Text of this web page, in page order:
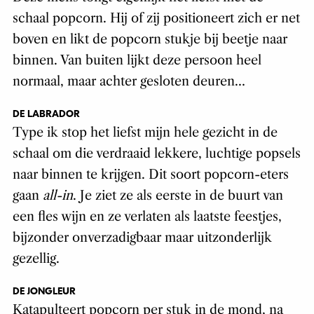
schaal popcorn. Hij of zij positioneert zich er net
boven en likt de popcorn stukje bij beetje naar
binnen. Van buiten lijkt deze persoon heel
normaal, maar achter gesloten deuren…
DE LABRADOR
Type ik stop het liefst mijn hele gezicht in de
schaal om die verdraaid lekkere, luchtige popsels
naar binnen te krijgen. Dit soort popcorn-eters
gaan all-in. Je ziet ze als eerste in de buurt van
een fles wijn en ze verlaten als laatste feestjes,
bijzonder onverzadigbaar maar uitzonderlijk
gezellig.
DE JONGLEUR
Katapulteert popcorn per stuk in de mond, na